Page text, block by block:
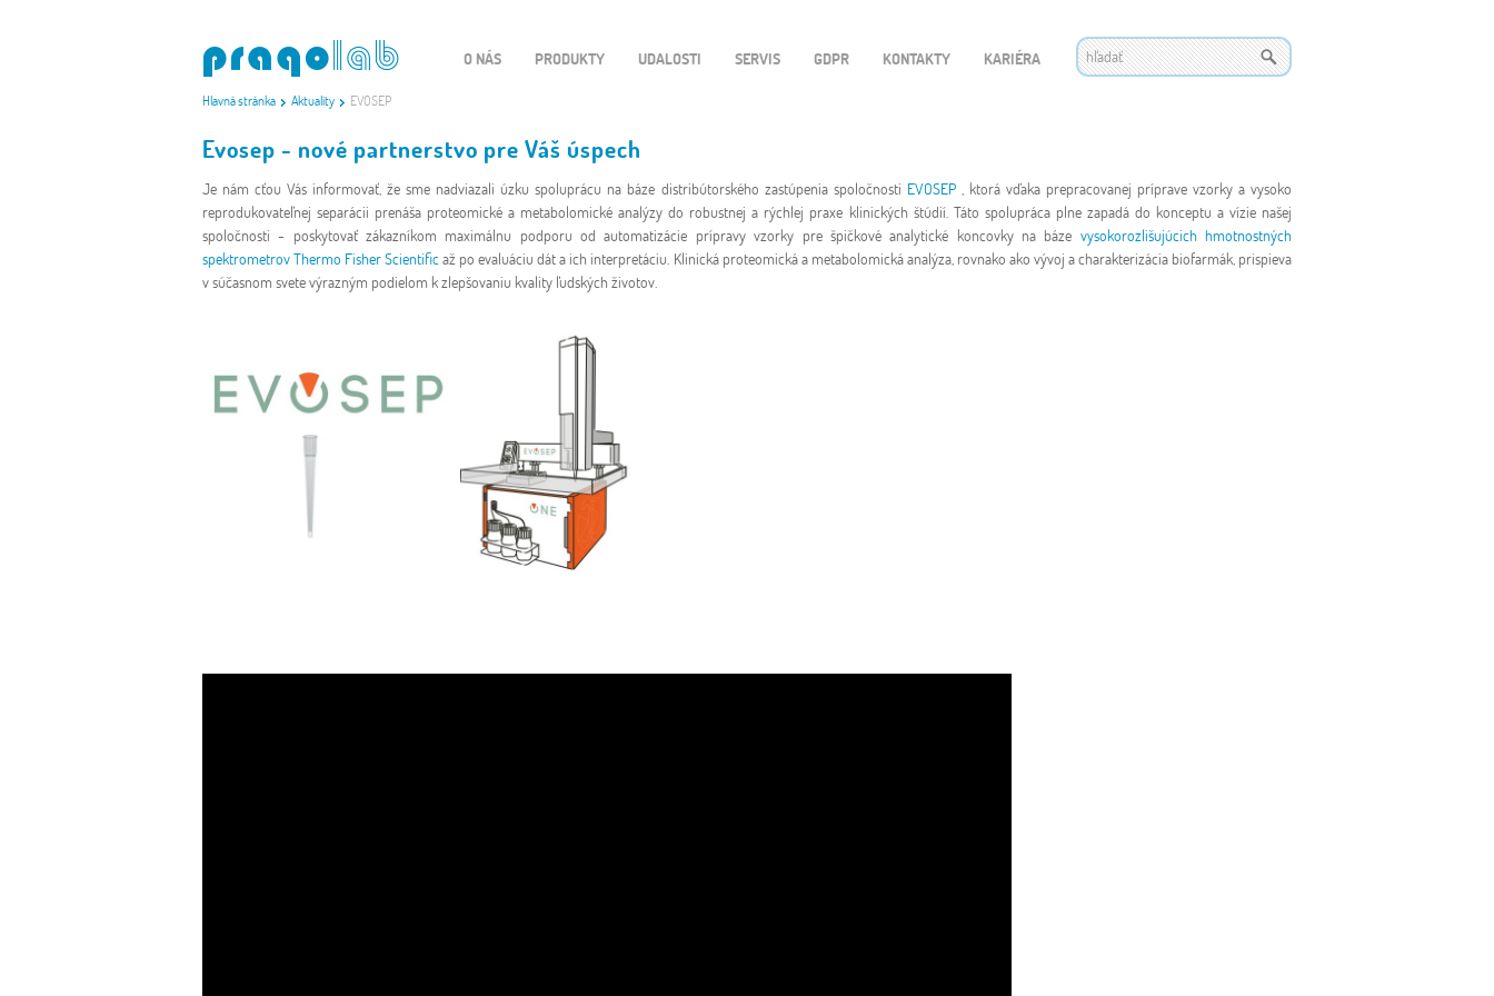
Hlavná stránka Aktuality EVOSEP
O NÁS PRODUKTY UDALOSTI SERVIS GDPR KONTAKTY KARIÉRA
Evosep - nové partnerstvo pre Váš úspech
Je nám cťou Vás informovať, že sme nadviazali úzku spoluprácu na báze distribútorského zastúpenia spoločnosti EVOSEP
, ktorá vďaka prepracovanej príprave vzorky a vysoko
reprodukovateľnej separácii prenáša proteomické a metabolomické analýzy do robustnej a rýchlej praxe klinických štúdií. Táto spolupráca plne zapadá do konceptu a vízie našej
spoločnosti - poskytovať zákazníkom maximálnu podporu od automatizácie prípravy vzorky pre špičkové analytické koncovky na báze vysokorozlišujúcich hmotnostných
spektrometrov Thermo Fisher Scientificaž po evaluáciu dát a ich interpretáciu. Klinická proteomická a metabolomická analýza, rovnako ako vývoj a charakterizácia biofarmák, prispieva
v súčasnom svete výrazným podielom k zlepšovaniu kvality ľudských životov.